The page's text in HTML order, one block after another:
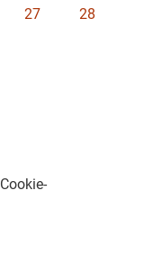
27
28
Cookie-